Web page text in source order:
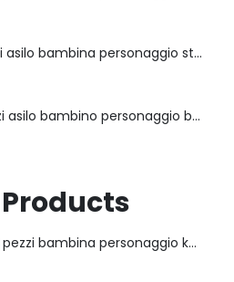
Set 5 pezzi asilo bambina personaggio stitch angel
Set 4 pezzi asilo bambino personaggio batman
Set asilo 3 pezzi bambina personaggio kuromi